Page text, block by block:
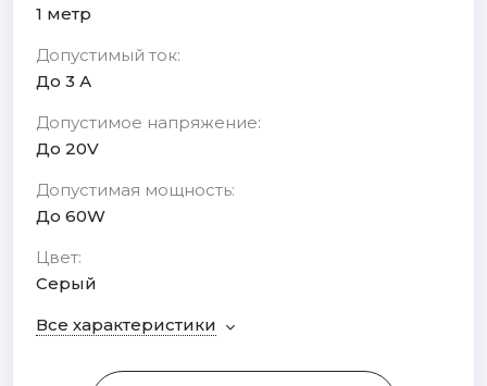
1 метр
Допустимый ток:
До 3 А
Допустимое напряжение:
До 20V
Допустимая мощность:
До 60W
Цвет:
Серый
Все характеристики